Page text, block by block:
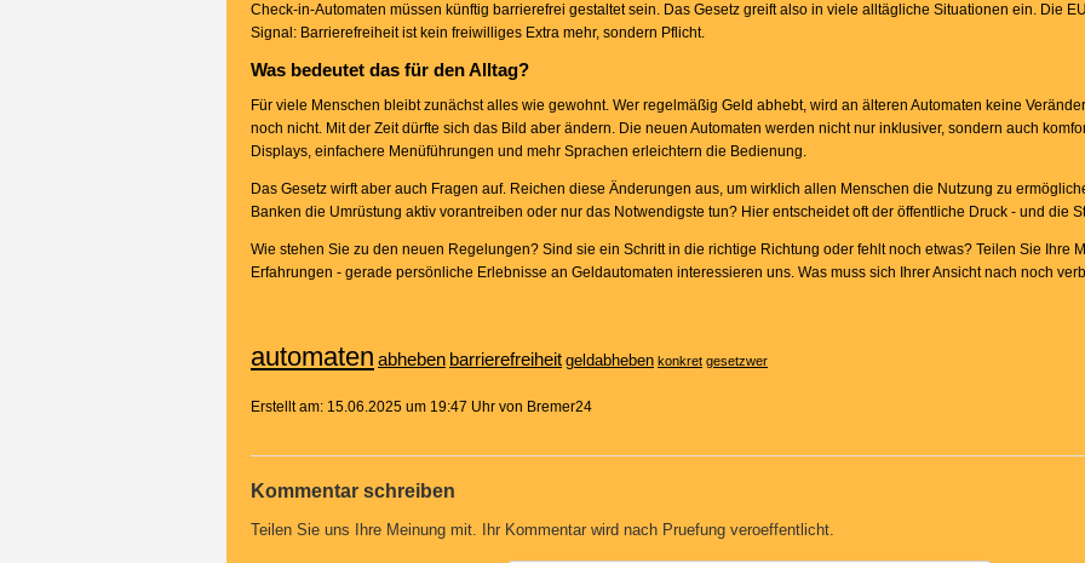
Check-in-Automaten müssen künftig barrierefrei gestaltet sein. Das Gesetz greift also in viele alltägliche Situationen ein. Die
Signal: Barrierefreiheit ist kein freiwilliges Extra mehr, sondern Pflicht.
Was bedeutet das für den Alltag?
Für viele Menschen bleibt zunächst alles wie gewohnt. Wer regelmäßig Geld abhebt, wird an älteren Automaten keine
noch nicht. Mit der Zeit dürfte sich das Bild aber ändern. Die neuen Automaten werden nicht nur inklusiver, sondern auch
Displays, einfachere Menüführungen und mehr Sprachen erleichtern die Bedienung.
Das Gesetz wirft aber auch Fragen auf. Reichen diese Änderungen aus, um wirklich allen Menschen die Nutzung zu
Banken die Umrüstung aktiv vorantreiben oder nur das Notwendigste tun? Hier entscheidet oft der öffentliche Druck - und die
Wie stehen Sie zu den neuen Regelungen? Sind sie ein Schritt in die richtige Richtung oder fehlt noch etwas? Teilen Sie Ihre
Erfahrungen - gerade persönliche Erlebnisse an Geldautomaten interessieren uns. Was muss sich Ihrer Ansicht nach noch
automaten abheben barrierefreiheit geldabheben konkret gesetzwer
Erstellt am: 15.06.2025 um 19:47 Uhr von Bremer24
Kommentar schreiben
Teilen Sie uns Ihre Meinung mit. Ihr Kommentar wird nach Pruefung veroeffentlicht.